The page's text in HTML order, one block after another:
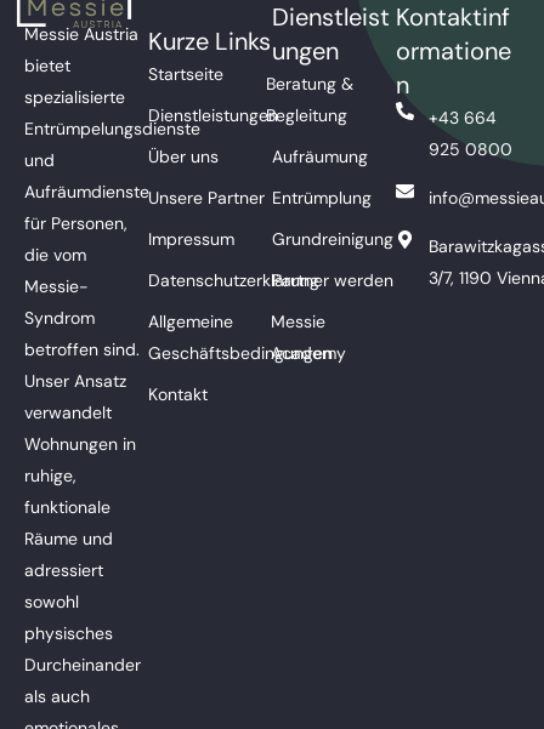
Messie Austria
bietet
spezialisierte
Entrümpelungsdienste
und
Aufräumdienste
für Personen,
die vom
Messie-
Syndrom
betroffen sind.
Unser Ansatz
verwandelt
Wohnungen in
ruhige,
funktionale
Räume und
adressiert
sowohl
physisches
Durcheinander
als auch
Kurze Links
Startseite
Dienstleistungen
Über uns
Unsere Partner
Impressum
Datenschutzerklärung
Allgemeine
Geschäftsbedingungen
Kontakt
Dienstleist
ungen
Beratung &
Begleitung
Aufräumung
Entrümplung
Grundreinigung
Partner werden
Messie
Academy
Kontaktinf
ormatione
n
+43 664
925 0800
3/7, 1190